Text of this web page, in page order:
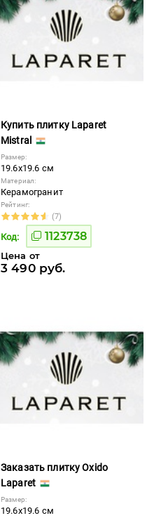
Купить плитку Laparet
Mistral
Размер:
19.6x19.6 см
Материал:
Керамогранит
Рейтинг:
(7)
Код: 1123738
Цена от
3 490 руб.
Заказать плитку Oxido
Laparet
Размер:
19.6x19.6 см